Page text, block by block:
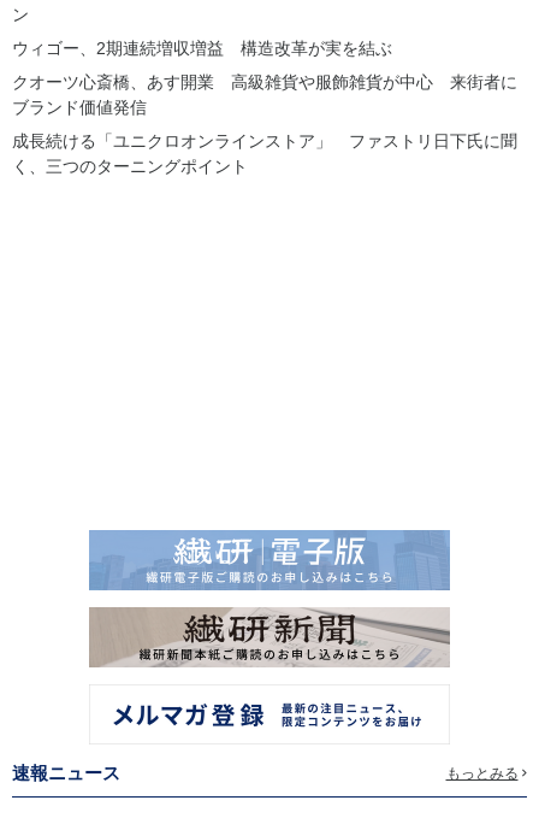
ン
ウィゴー、2期連続増収増益 構造改革が実を結ぶ
クオーツ心斎橋、あす開業 高級雑貨や服飾雑貨が中心 来街者に
ブランド価値発信
成長続ける「ユニクロオンラインストア」 ファストリ日下氏に聞
く、三つのターニングポイント
速報ニュース もっとみる